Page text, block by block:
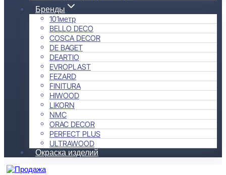
Бренды
101метр
BELLO DECO
COSCA DECOR
DE BAGET
DEARTIO
EVROPLAST
FEZARD
FINITURA
HIWOOD
LIKORN
NMC
ORAC DECOR
PERFECT PLUS
ULTRAWOOD
Окраска изделий